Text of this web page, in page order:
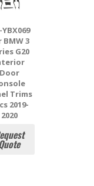
YBX069
3
G20
Door
Trims
2019-
2020